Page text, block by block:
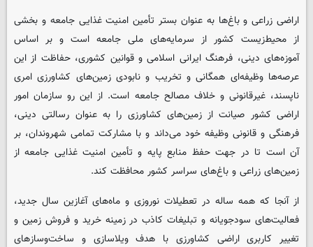
اراضی زراعی و باغ‌ها به عنوان بستر تأمین امنیت غذایی جامعه و بخشی
از محیط‌زیست کشور از سرمایه‌های ملی جامعه است و بر اساس
آموزه‌های دینی، فرهنگ ایرانی اسلامی و قوانین کشوری، حفاظت از این
عرصه‌ها وظیفه‌ای همگانی و تخریب و نابودی زمین‌های کشاورزی امری
ناپسند، غیرقانونی و خلاف مصالح جامعه است. از این رو سازمان امور
اراضی کشور صیانت از زمین‌های کشاورزی را به عنوان رسالتی دینی،
فرهنگی و قانونی وظیفه خود می‌داند و با مشارکت تمامی شهروندان، بر
آن است تا در جهت حفظ منابع پایه و تأمین امنیت غذایی جامعه از
زمین‌های زراعی و باغ‌های سراسر کشور محافظت کند.
از آنجا که همه ساله در تعطیلات نوروزی و ماه‌های آغازین سال جدید،
فعالیت‌های سودجویانه و تبلیغات کاذب در زمینه خرید و فروش زمین و
تغییر کاربری اراضی کشاورزی با هدف ویلاسازی و ساخت‌وسازهای